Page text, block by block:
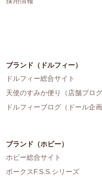
ブランド（ドルフィー）
ドルフィー総合サイト
天使のすみか便り（店舗ブログ
ドルフィーブログ（ドール企
ブランド（ホビー）
ホビー総合サイト
ボークスF.S.S.シリーズ